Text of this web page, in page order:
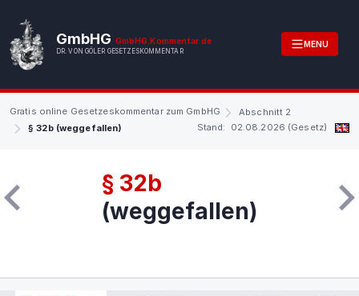
GmbHG GmbHG.Kommentar.de
DR. VON GÖLER GESETZESKOMMENTAR
MENU
Gratis online Gesetzeskommentar zum GmbHG
Abschnitt 2
§ 32b (weggefallen)
Stand: 02.08.2026 (Gesetz)
§ 32b
(weggefallen)